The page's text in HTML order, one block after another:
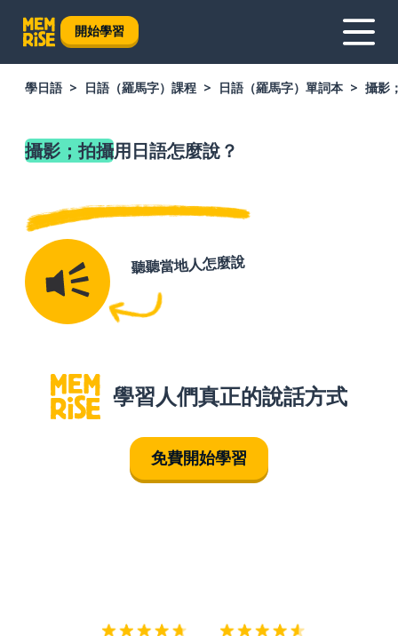
開始學習
學日語 日語（羅馬字）課程 日語（羅馬字）單詞本 攝影
攝影；拍攝用日語怎麼說？
聽聽當地人怎麼說
學習人們真正的說話方式
免費開始學習